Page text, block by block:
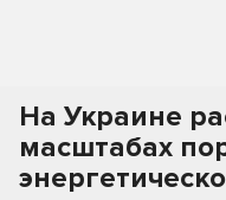
На Украине
масштабах